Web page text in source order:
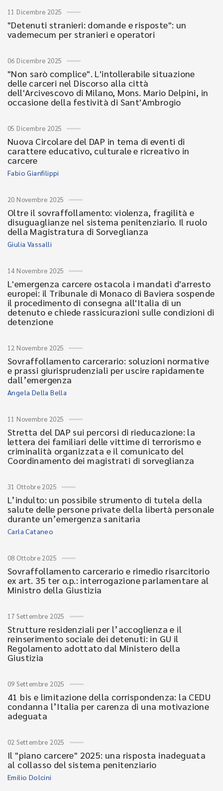
11 Dicembre 2025
"Detenuti stranieri: domande e risposte": un
vademecum per stranieri e operatori
06 Dicembre 2025
"Non sarò complice". L'intollerabile situazione
delle carceri nel Discorso alla città
dell'Arcivescovo di Milano, Mons. Mario Delpini, in
occasione della festività di Sant'Ambrogio
05 Dicembre 2025
Nuova Circolare del DAP in tema di eventi di
carattere educativo, culturale e ricreativo in
carcere
Fabio Gianfilippi
20 Novembre 2025
Oltre il sovraffollamento: violenza, fragilità e
disuguaglianze nel sistema penitenziario. Il ruolo
della Magistratura di Sorveglianza
Giulia Vassalli
14 Novembre 2025
L'emergenza carcere ostacola i mandati d'arresto
europei: il Tribunale di Monaco di Baviera sospende
il procedimento di consegna all'Italia di un
detenuto e chiede rassicurazioni sulle condizioni di
detenzione
12 Novembre 2025
Sovraffollamento carcerario: soluzioni normative
e prassi giurisprudenziali per uscire rapidamente
dall’emergenza
Angela Della Bella
11 Novembre 2025
Stretta del DAP sui percorsi di rieducazione: la
lettera dei familiari delle vittime di terrorismo e
criminalità organizzata e il comunicato del
Coordinamento dei magistrati di sorveglianza
31 Ottobre 2025
L’indulto: un possibile strumento di tutela della
salute delle persone private della libertà personale
durante un’emergenza sanitaria
Carla Cataneo
08 Ottobre 2025
Sovraffollamento carcerario e rimedio risarcitorio
ex art. 35 ter o.p.: interrogazione parlamentare al
Ministro della Giustizia
17 Settembre 2025
Strutture residenziali per l’accoglienza e il
reinserimento sociale dei detenuti: in GU il
Regolamento adottato dal Ministero della
Giustizia
09 Settembre 2025
41 bis e limitazione della corrispondenza: la CEDU
condanna l’Italia per carenza di una motivazione
adeguata
02 Settembre 2025
Il "piano carcere" 2025: una risposta inadeguata
al collasso del sistema penitenziario
Emilio Dolcini